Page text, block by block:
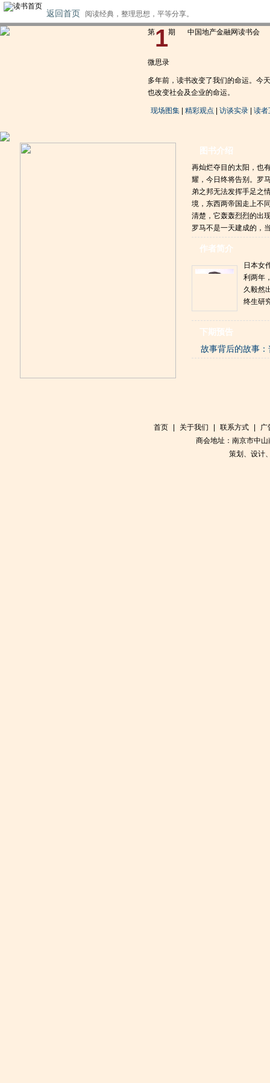
返回首页 阅读经典，整理思想，平等分享。
第1期 中国地产金融网读书会
微思录
多年前，读书改变了我们的命运。今
也改变社会及企业的命运。
现场图集 精彩观点 访谈实录 读者
图书介绍
再灿烂夺目的太阳，也
耀，今日终将告别。罗
弟之邦无法发挥手足之
境，东西两帝国走上不
清楚，它轰轰烈烈的出
罗马不是一天建成的，
作者简介
日本女
利两年
久毅然
终生研
下期预告
故事背后的故事
首页 关于我们 联系方式
广
商会地址：南京市中
策划、设计